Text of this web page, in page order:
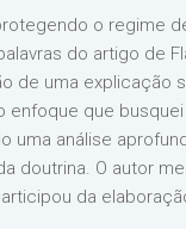
o regime
do artigo de
de uma explicação
enfoque que
uma análise
doutrina. O autor
da